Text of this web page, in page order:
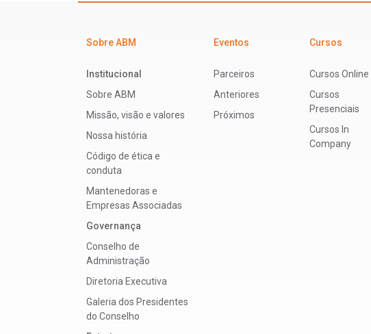
Sobre ABM
Institucional
Sobre ABM
Missão, visão e valores
Nossa história
Código de ética e
conduta
Mantenedoras e
Empresas Associadas
Governança
Conselho de
Administração
Diretoria Executiva
Galeria dos Presidentes
do Conselho
Eventos
Parceiros
Anteriores
Próximos
Cursos
Cursos Online
Cursos
Presenciais
Cursos In
Company